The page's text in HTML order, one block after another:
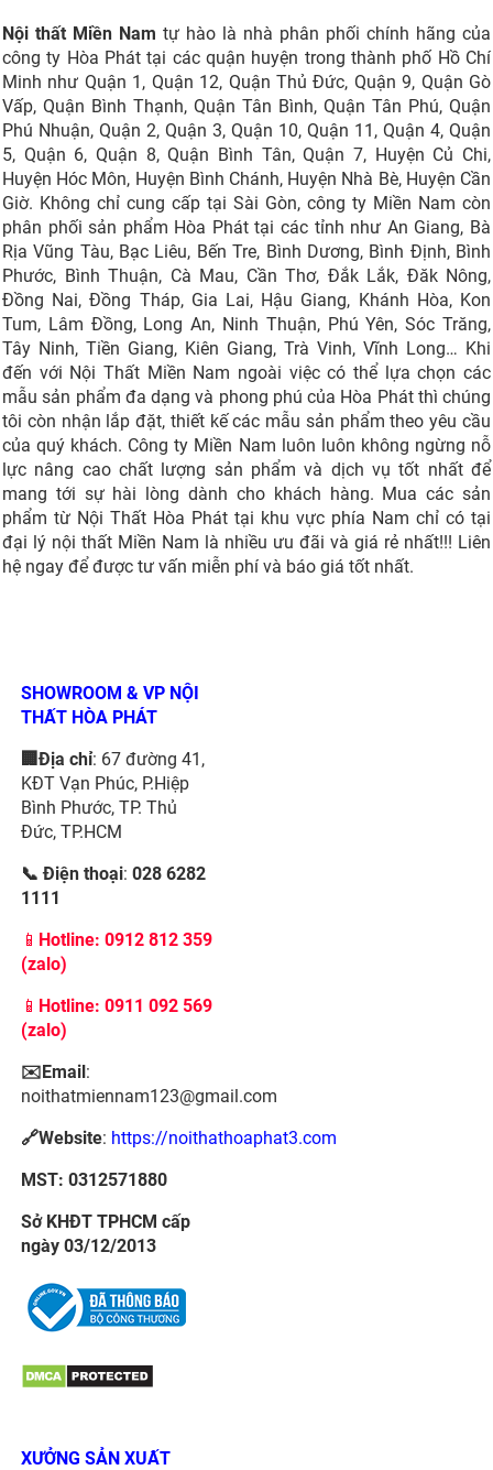
Nội thất Miền Nam tự hào là nhà phân phối chính hãng của
công ty Hòa Phát tại các quận huyện trong thành phố Hồ Chí
Minh như Quận 1, Quận 12, Quận Thủ Đức, Quận 9, Quận Gò
Vấp, Quận Bình Thạnh, Quận Tân Bình, Quận Tân Phú, Quận
Phú Nhuận, Quận 2, Quận 3, Quận 10, Quận 11, Quận 4, Quận
5, Quận 6, Quận 8, Quận Bình Tân, Quận 7, Huyện Củ Chi,
Huyện Hóc Môn, Huyện Bình Chánh, Huyện Nhà Bè, Huyện Cần
Giờ. Không chỉ cung cấp tại Sài Gòn, công ty Miền Nam còn
phân phối sản phẩm Hòa Phát tại các tỉnh như An Giang, Bà
Rịa Vũng Tàu, Bạc Liêu, Bến Tre, Bình Dương, Bình Định, Bình
Phước, Bình Thuận, Cà Mau, Cần Thơ, Đắk Lắk, Đăk Nông,
Đồng Nai, Đồng Tháp, Gia Lai, Hậu Giang, Khánh Hòa, Kon
Tum, Lâm Đồng, Long An, Ninh Thuận, Phú Yên, Sóc Trăng,
Tây Ninh, Tiền Giang, Kiên Giang, Trà Vinh, Vĩnh Long… Khi
đến với Nội Thất Miền Nam ngoài việc có thể lựa chọn các
mẫu sản phẩm đa dạng và phong phú của Hòa Phát thì chúng
tôi còn nhận lắp đặt, thiết kế các mẫu sản phẩm theo yêu cầu
của quý khách. Công ty Miền Nam luôn luôn không ngừng nỗ
lực nâng cao chất lượng sản phẩm và dịch vụ tốt nhất để
mang tới sự hài lòng dành cho khách hàng. Mua các sản
phẩm từ Nội Thất Hòa Phát tại khu vực phía Nam chỉ có tại
đại lý nội thất Miền Nam là nhiều ưu đãi và giá rẻ nhất!!! Liên
hệ ngay để được tư vấn miễn phí và báo giá tốt nhất.
SHOWROOM & VP NỘI
THẤT HÒA PHÁT
🏢Địa chỉ: 67 đường 41,
KĐT Vạn Phúc, P.Hiệp
Bình Phước, TP. Thủ
Đức, TP.HCM
📞 Điện thoại: 028 6282
1111
📱 Hotline: 0912 812 359
(zalo)
📱 Hotline: 0911 092 569
(zalo)
✉️Email:
noithatmiennam123@gmail.com
🔗Website: https://noithathoaphat3.com
MST: 0312571880
Sở KHĐT TPHCM cấp
ngày 03/12/2013
XƯỞNG SẢN XUẤT